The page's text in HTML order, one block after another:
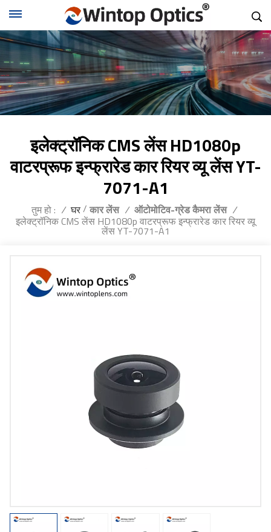
इलेक्ट्रॉनिक CMS लेंस HD1080p
वाटरप्रूफ इन्फ्रारेड कार रियर व्यू लेंस YT-
7071-A1
तुम हो : / घर/ कार लेंस / ऑटोमोटिव-ग्रेड कैमरा लेंस /
इलेक्ट्रॉनिक CMS लेंस HD1080p वाटरप्रूफ इन्फ्रारेड कार रियर व्यू
लेंस YT-7071-A1